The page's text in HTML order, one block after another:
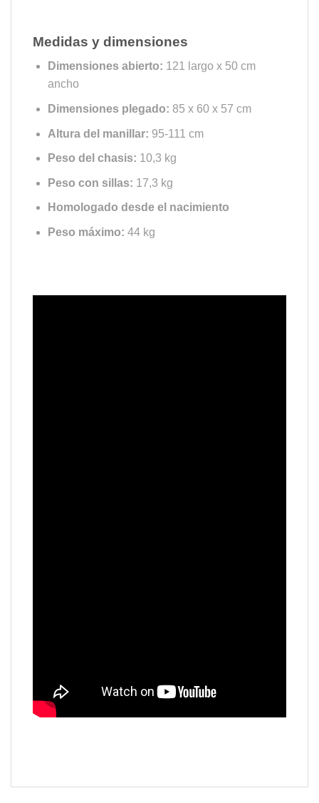
gemelos o mellizos
Medidas y dimensiones
Dimensiones abierto: 121 largo x 50 cm
ancho
Dimensiones plegado: 85 x 60 x 57 cm
Altura del manillar: 95-111 cm
Peso del chasis: 10,3 kg
Peso con sillas: 17,3 kg
Homologado desde el nacimiento
Peso máximo: 44 kg